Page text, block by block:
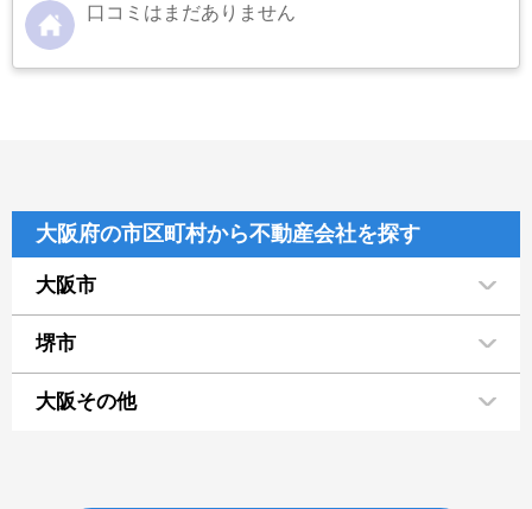
口コミはまだありません
大阪府の市区町村から不動産会社を探す
大阪市
堺市
大阪その他